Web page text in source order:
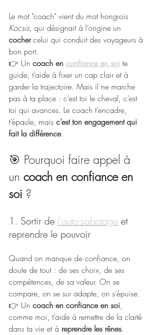
Le mot "coach" vient du mot hongrois
Kocsis, qui désignait à l’origine un
cocher celui qui conduit des voyageurs à
bon port.
👉 Un coach en confiance en soi te
guide, t’aide à fixer un cap clair et à
garder la trajectoire. Mais il ne marche
pas à ta place : c’est toi le cheval, c’est
toi qui avances. Le coach t’encadre,
t’épaule, mais c’est ton engagement qui
fait la différence.
🎯 Pourquoi faire appel à
un coach en confiance en
soi ?
1. Sortir de l’auto-sabotage et
reprendre le pouvoir
Quand on manque de confiance, on
doute de tout : de ses choix, de ses
compétences, de sa valeur. On se
compare, on se sur adapte, on s’épuise.
👉 Un coach en confiance en soi,
comme moi, t’aide à remettre de la clarté
dans ta vie et à reprendre les rênes.